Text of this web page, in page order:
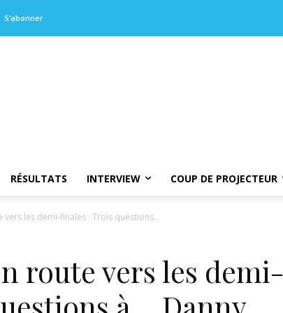
S’abonner
RÉSULTATS INTERVIEW COUP DE PROJECTEUR
vers les demi-finales : Trois questions...
route vers les demi-